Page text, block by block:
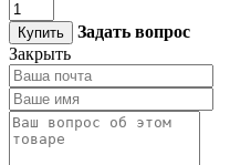
Купить
Задать вопрос
Закрыть